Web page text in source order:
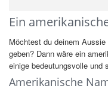
Ein
Möchtest du deinem
geben? Dann wäre ein
einige bedeutungsvolle und
Amerikanische